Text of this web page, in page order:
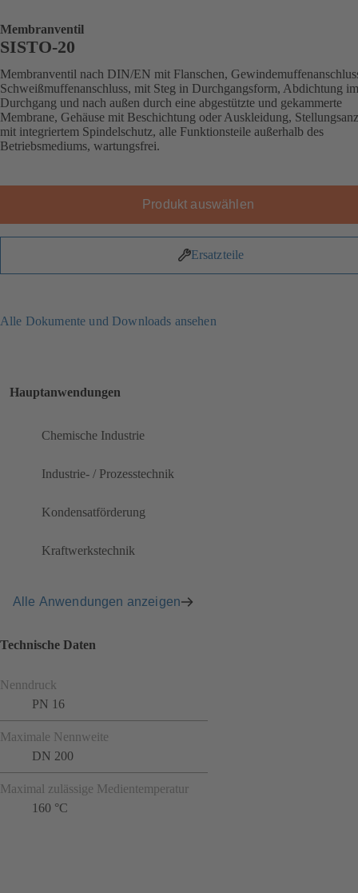
Membranventil
SISTO-20
Membranventil nach DIN/EN mit Flanschen,
Schweißmuffenanschluss, mit Steg in Durchgangsform, Abdichtung im
Durchgang und nach außen durch eine abgestützte und gekammerte
Membrane, Gehäuse mit Beschichtung oder Auskleidung,
mit integriertem Spindelschutz, alle Funktionsteile außerhalb des
Betriebsmediums, wartungsfrei.
Produkt auswählen
Ersatzteile
Alle Dokumente und Downloads ansehen
Hauptanwendungen
Chemische Industrie
Industrie- / Prozesstechnik
Kondensatförderung
Kraftwerkstechnik
Alle Anwendungen anzeigen
Technische Daten
Nenndruck
PN 16
Maximale Nennweite
DN 200
Maximal zulässige Medientemperatur
160 °C